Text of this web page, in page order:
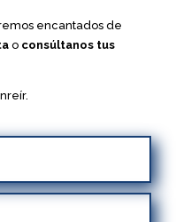
encantados de
o consúltanos tus